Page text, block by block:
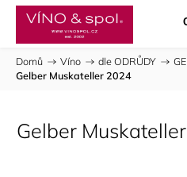
Domů / Víno / dle ODRŮDY /
Gelber Muskateller 2024
Gelber